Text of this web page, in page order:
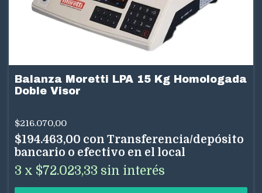
Balanza Moretti LPA 15 Kg Homologada
Doble Visor
$216.070,00
$194.463,00 con Transferencia/depósito
bancario o efectivo en el local
3 x $72.023,33 sin interés